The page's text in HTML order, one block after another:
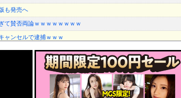
も発売へ
て賛否両論ｗｗｗｗｗｗｗｗ
ャンセルで逮捕ｗｗｗ
刻化の医療・製造現場などでの活用想定！他
が世の中から殆ど消えてしまった理由wwwww...
不快感、「何度もクマに会ったことがあるけど全...
ンデモ持論を展開し物議… → ネット「それ...